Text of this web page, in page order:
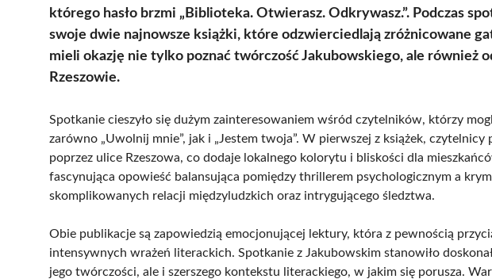
którego hasło brzmi „Biblioteka. Otwierasz. Odkrywasz.”. Podczas
swoje dwie najnowsze książki, które odzwierciedlają zróżnicowane
mieli okazję nie tylko poznać twórczość Jakubowskiego, ale również
Rzeszowie.
Spotkanie cieszyło się dużym zainteresowaniem wśród czytelników, którzy
zarówno „Uwolnij mnie”, jak i „Jestem twoja”. W pierwszej z książek,
poprzez ulice Rzeszowa, co dodaje lokalnego kolorytu i bliskości dla
fascynująca opowieść balansująca pomiędzy thrillerem psychologicznym a
skomplikowanych relacji międzyludzkich oraz intrygującego śledztwa.
Obie publikacje są zapowiedzią emocjonującej lektury, która z pewnością
intensywnych wrażeń literackich. Spotkanie z Jakubowskim stanowiło
jego twórczości, ale i szerszego kontekstu literackiego, w jakim się porusza.